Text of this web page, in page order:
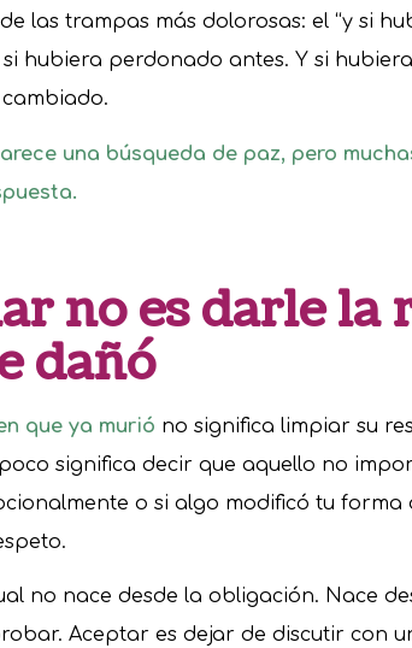
las trampas más dolorosas: el “y si
hubiera perdonado antes. Y si
una búsqueda de paz, pero
no es darle la
dañó
que ya murió no significa limpiar su
significa decir que aquello no
o si algo modificó tu forma
no nace desde la obligación. Nace
Aceptar es dejar de discutir con